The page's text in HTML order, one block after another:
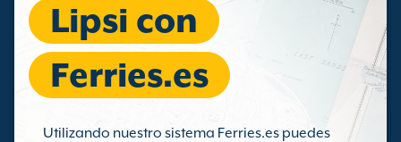
Lipsi con
Ferries.es
Utilizando nuestro sistema Ferries.es puedes